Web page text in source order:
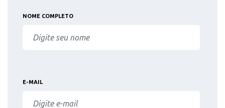
NOME COMPLETO
E-MAIL